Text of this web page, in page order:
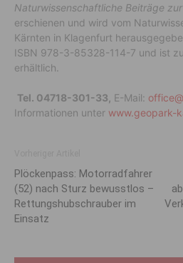
Naturwissenschaftliche Beiträge
erschienen und wird vom
Kärnten in Klagenfurt
ISBN 978-3-85328-114-7 und ist
erhältlich.
Tel. 04718-301-33, E-Mail:
Informationen unter www.geopark-
Plöckenpass: Motorradfahrer
(52) nach Sturz bewusstlos –
Rettungshubschrauber im
Einsatz